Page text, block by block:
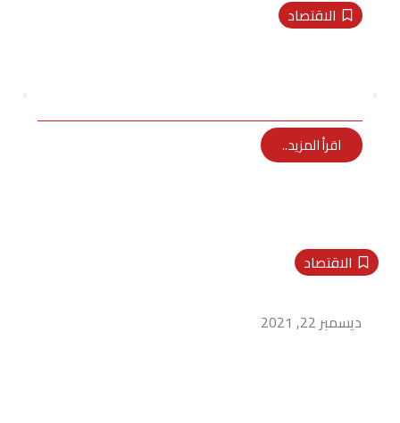
الاقتصاد
جامع تبحث مع وزير الزراعة اللبنانى
اقرأ المزيد..
الاقتصاد
جامع تبحث مع وزير الزراعة اللبنانى سبل تيسير حركة
ديسمبر 22, 2021